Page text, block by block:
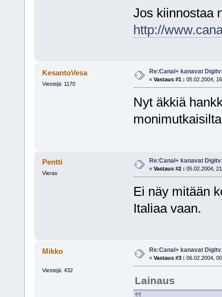
Jos kiinnostaa
http://
KesantoVesa
Viestejä: 1170
Re:Canal+ kanavat
« Vastaus #1 : 05.02.2004,
Nyt äkkiä
Pentti
Vieras
Re:Canal+ kanavat
« Vastaus #2 : 05.02.2004,
Ei näy mitään
Italiaa vaan.
Mikko
Viestejä: 432
Re:Canal+ kanavat
« Vastaus #3 : 06.02.2004,
Lainaus